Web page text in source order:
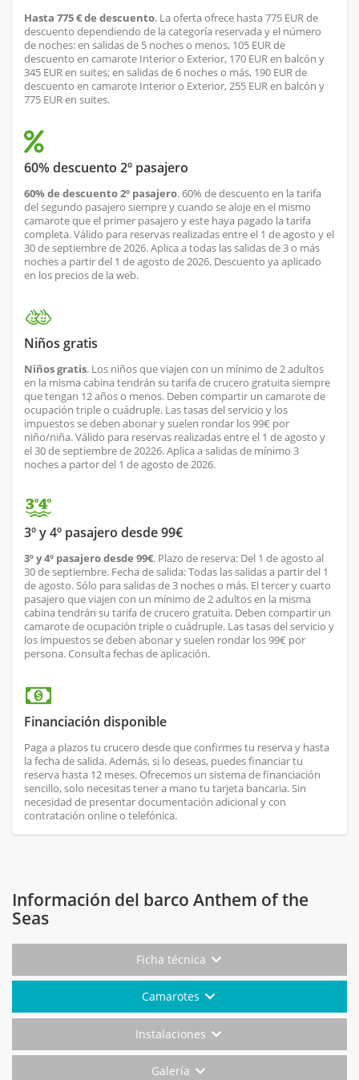
Hasta 775 € de descuento. La oferta ofrece hasta 775 EUR de
descuento dependiendo de la categoría reservada y el número
de noches: en salidas de 5 noches o menos, 105 EUR de
descuento en camarote Interior o Exterior, 170 EUR en balcón y
345 EUR en suites; en salidas de 6 noches o más, 190 EUR de
descuento en camarote Interior o Exterior, 255 EUR en balcón y
775 EUR en suites.
60% descuento 2º pasajero
60% de descuento 2º pasajero. 60% de descuento en la tarifa
del segundo pasajero siempre y cuando se aloje en el mismo
camarote que el primer pasajero y este haya pagado la tarifa
completa. Válido para reservas realizadas entre el 1 de agosto y el
30 de septiembre de 2026. Aplica a todas las salidas de 3 o más
noches a partir del 1 de agosto de 2026. Descuento ya aplicado
en los precios de la web.
Niños gratis
Niños gratis. Los niños que viajen con un mínimo de 2 adultos
en la misma cabina tendrán su tarifa de crucero gratuita siempre
que tengan 12 años o menos. Deben compartir un camarote de
ocupación triple o cuádruple. Las tasas del servicio y los
impuestos se deben abonar y suelen rondar los 99€ por
niño/niña. Válido para reservas realizadas entre el 1 de agosto y
el 30 de septiembre de 20226. Aplica a salidas de mínimo 3
noches a partor del 1 de agosto de 2026.
3º y 4º pasajero desde 99€
3º y 4º pasajero desde 99€. Plazo de reserva: Del 1 de agosto al
30 de septiembre. Fecha de salida: Todas las salidas a partir del 1
de agosto. Sólo para salidas de 3 noches o más. El tercer y cuarto
pasajero que viajen con un mínimo de 2 adultos en la misma
cabina tendrán su tarifa de crucero gratuita. Deben compartir un
camarote de ocupación triple o cuádruple. Las tasas del servicio y
los impuestos se deben abonar y suelen rondar los 99€ por
persona. Consulta fechas de aplicación.
Financiación disponible
Paga a plazos tu crucero desde que confirmes tu reserva y hasta
la fecha de salida. Además, si lo deseas, puedes financiar tu
reserva hasta 12 meses. Ofrecemos un sistema de financiación
sencillo, solo necesitas tener a mano tu tarjeta bancaria. Sin
necesidad de presentar documentación adicional y con
contratación online o telefónica.
Información del barco Anthem of the
Seas
Ficha técnica
Camarotes
Instalaciones
Galería